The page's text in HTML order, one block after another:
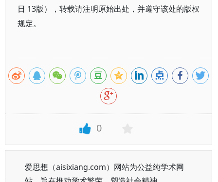
日 13版），转载请注明原始出处，并遵守该处的版权
规定。
0
爱思想（aisixiang.com）网站为公益纯学术网